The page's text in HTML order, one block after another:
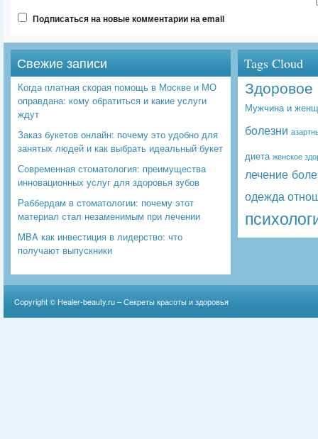
Подписаться на новые комментарии на email
Свежие записи
Когда платная скорая помощь в Москве и МО
оправдана: кому обратиться и какие услуги
ждут
Заказ букетов онлайн: почему это удобно для
занятых людей и как выбрать идеальный букет
Современная стоматология: преимущества
инновационных услуг для здоровья зубов
Раббердам в стоматологии: почему этот
материал стал незаменимым при лечении
MBA как инвестиция в лидерство: что
получают выпускники
Tags Cloud
Здоровое
Мужчина и
болезни
диета женское
лечение
одежда
Copyright © Healer-beauty.ru – Секреты красоты и здоровья